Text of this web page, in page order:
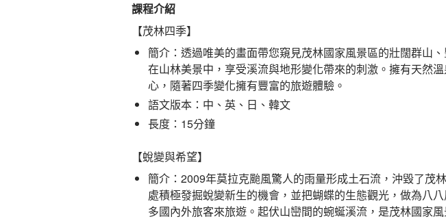
課程介紹
【茂林四季】
簡介：透過唯美的畫面帶您窺見茂林國家風景區的壯闊群山
在山林美景中，享受溪流與地形變化帶來的刺激。擁有天然
心，隨著四季變化擁有豐富的旅遊體驗。
語文版本：中、英、日、韓文
長度：15分鐘
【蛻變與希望】
簡介：2009年莫拉克颱風驚人的雨量形成土石流，沖毀了茂
處積極發掘蛻變新生的機會，並把蝴蝶的生態觀光，做為八
多國內外旅客來旅遊。起伏山巒間的蜿蜒溪流，是茂林國家